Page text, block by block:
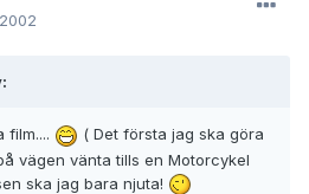
film....
( Det första jag ska göra
vägen vänta tills en Motorcykel
ska jag bara njuta!